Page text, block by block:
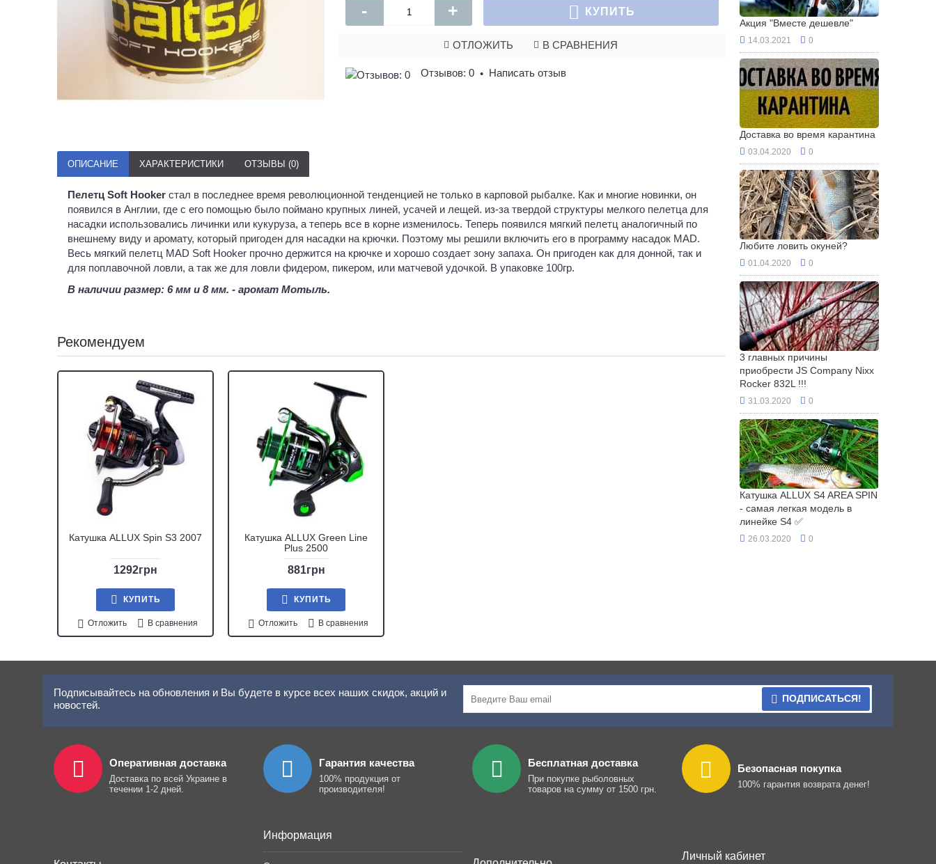
Акция "Вместе дешевле"
14.03.2021 0
Доставка во время карантина
03.04.2020 0
Любите ловить окуней?
01.04.2020 0
3 главных причины
приобрести JS Company Nixx
Rocker 832L !!!
31.03.2020 0
Катушка ALLUX S4 AREA SPIN
- самая легкая модель в
линейке S4 ✅
26.03.2020 0
- + КУПИТЬ
ОТЛОЖИТЬ В СРАВНЕНИЯ
Отзывов: 0 • Написать отзыв
ОПИСАНИЕ ХАРАКТЕРИСТИКИ ОТЗЫВЫ (0)
Пелетц Soft Hooker стал в последнее время революционной тенденцией не только в карповой рыбалке. Как и многие новинки, он
появился в Англии, где с его помощью было поймано крупных линей, усачей и лещей. из-за твердой структуры мелкого пелетца для
насадки использовались личинки или кукуруза, а теперь все в корне изменилось. Теперь появился мягкий пелетц аналогичный по
внешнему виду и аромату, который пригоден для насадки на крючки. Поэтому мы решили включить его в программу насадок MAD.
Весь мягкий пелетц МAD Soft Hooker прочно держится на крючке и хорошо создает зону запаха. Он пригоден как для донной, так и
для поплавочной ловли, а так же для ловли фидером, пикером, или матчевой удочкой. В упаковке 100гр.
В наличии размер: 6 мм и 8 мм. - аромат Мотыль.
Рекомендуем
Катушка ALLUX Spin S3 2007
1292грн
КУПИТЬ
Отложить В сравнения
Катушка ALLUX Green Line
Plus 2500
881грн
КУПИТЬ
Отложить В сравнения
Подписывайтесь на обновления и Вы будете в курсе всех наших скидок, акций и
новостей.
ПОДПИСАТЬСЯ!
Оперативная доставка
Доставка по всей Украине в
течении 1-2 дней.
Гарантия качества
100% продукция от
производителя!
Бесплатная доставка
При покупке рыболовных
товаров на сумму от 1500 грн.
Безопасная покупка
100% гарантия возврата денег!
Информация
Личный кабинет